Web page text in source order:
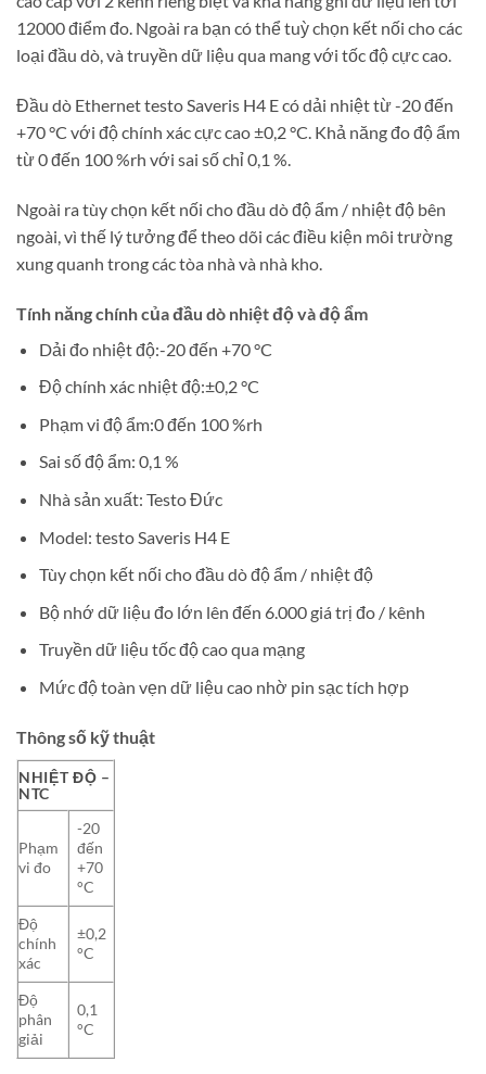
12000 điểm đo. Ngoài ra bạn có thể tuỳ chọn kết nối cho các
loại đầu dò, và truyền dữ liệu qua mang với tốc độ cực cao.
Đầu dò Ethernet testo Saveris H4 E có dải nhiệt từ -20 đến
+70 °C với độ chính xác cực cao ±0,2 °C. Khả năng đo độ ẩm
từ 0 đến 100 %rh với sai số chỉ 0,1 %.
Ngoài ra tùy chọn kết nối cho đầu dò độ ẩm / nhiệt độ bên
ngoài, vì thế lý tưởng để theo dõi các điều kiện môi trường
xung quanh trong các tòa nhà và nhà kho.
Tính năng chính của đầu dò nhiệt độ và độ ẩm
Dải đo nhiệt độ:-20 đến +70 °C
Độ chính xác nhiệt độ:±0,2 °C
Phạm vi độ ẩm:0 đến 100 %rh
Sai số độ ẩm: 0,1 %
Nhà sản xuất: Testo Đức
Model: testo Saveris H4 E
Tùy chọn kết nối cho đầu dò độ ẩm / nhiệt độ
Bộ nhớ dữ liệu đo lớn lên đến 6.000 giá trị đo / kênh
Truyền dữ liệu tốc độ cao qua mạng
Mức độ toàn vẹn dữ liệu cao nhờ pin sạc tích hợp
Thông số kỹ thuật
NHIỆT ĐỘ –
NTC
Phạm
vi đo
-20
đến
+70
°C
Độ
chính
xác
±0,2
°C
Độ
phân
giải
0,1
°C